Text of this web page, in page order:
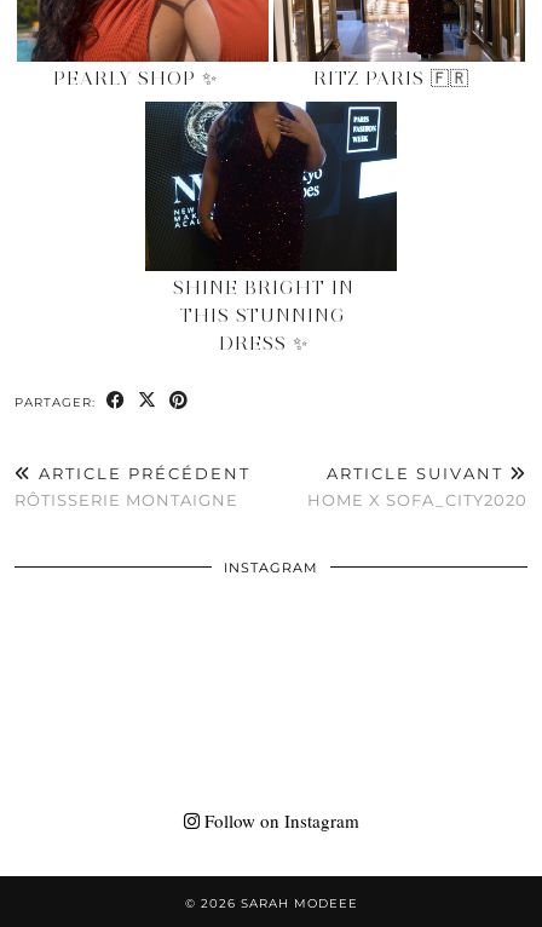
PEARLY SHOP ✨ RITZ PARIS 🇫🇷
SHINE BRIGHT IN
THIS STUNNING
DRESS ✨
PARTAGER:
ARTICLE PRÉCÉDENT
RÔTISSERIE MONTAIGNE
ARTICLE SUIVANT
HOME X SOFA_CITY2020
INSTAGRAM
Follow on Instagram
© 2026 SARAH MODEEE